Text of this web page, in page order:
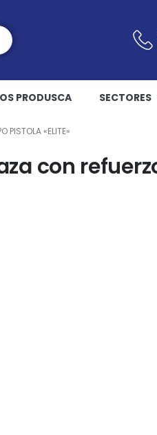
PRODUSCA SECTORES
PISTOLA «ELITE»
con